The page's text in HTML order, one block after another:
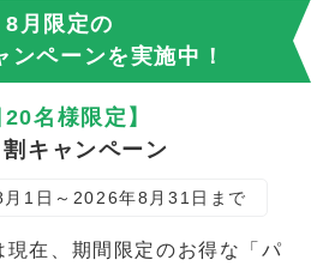
8月限定の
ンペーンを実施中！
20名様限定】
キャンペーン
1日～2026年8月31日まで
現在、期間限定のお得な「パ